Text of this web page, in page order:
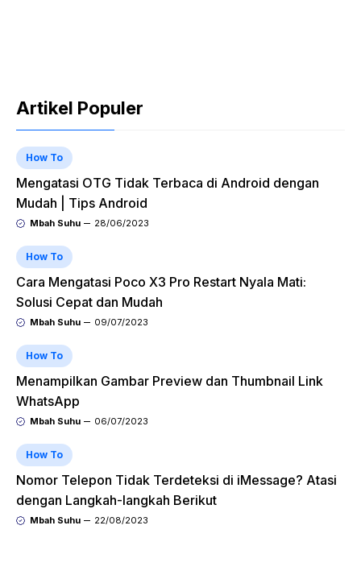
Artikel Populer
How To
Mengatasi OTG Tidak Terbaca di Android dengan
Mudah | Tips Android
Mbah Suhu 28/06/2023
How To
Cara Mengatasi Poco X3 Pro Restart Nyala Mati:
Solusi Cepat dan Mudah
Mbah Suhu 09/07/2023
How To
Menampilkan Gambar Preview dan Thumbnail Link
WhatsApp
Mbah Suhu 06/07/2023
How To
Nomor Telepon Tidak Terdeteksi di iMessage? Atasi
dengan Langkah-langkah Berikut
Mbah Suhu 22/08/2023